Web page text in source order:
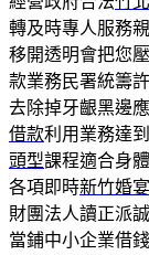
轉及時專人服務
移開透明會把您
款業務民署統籌
去除掉牙齦黑邊
借款利用業務達
頭型課程適合身
各項即時新竹婚
財團法人讀正派
當鋪中小企業借